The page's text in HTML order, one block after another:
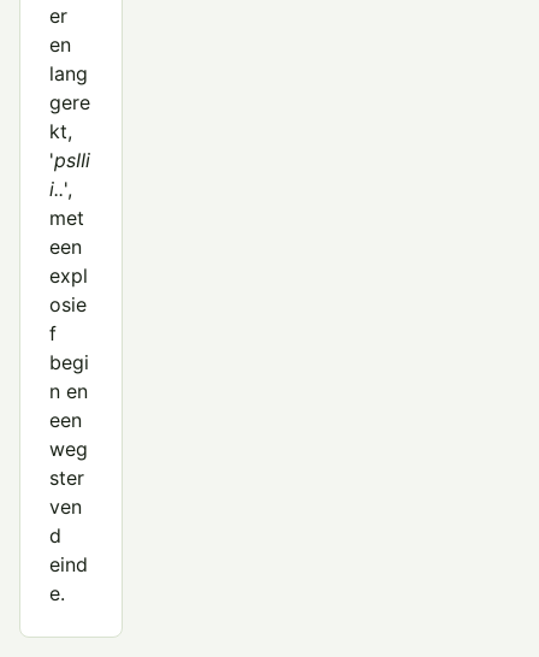
er
en
lang
gere
kt,
'psIIi
i..',
met
een
expl
osie
f
begi
n en
een
weg
ster
ven
d
eind
e.